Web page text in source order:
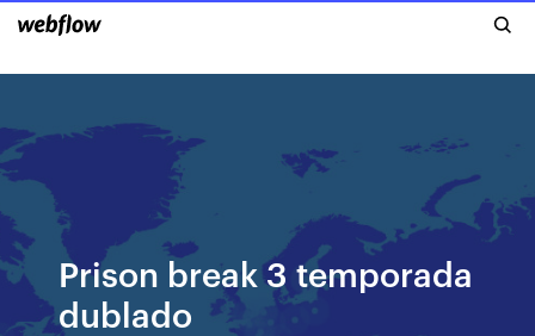
Prison break 3 temporada
dublado